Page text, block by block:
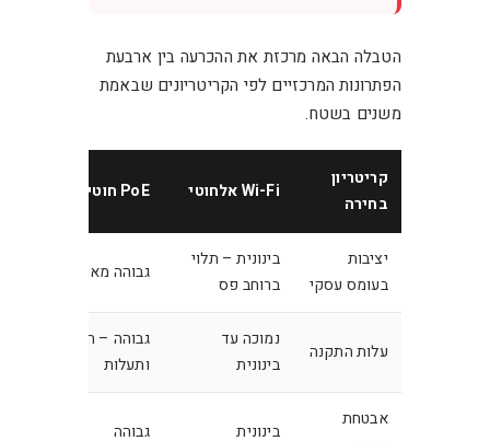
הטבלה הבאה מרכזת את ההכרעה בין ארבעת
הפתרונות המרכזיים לפי הקריטריונים שבאמת
משנים בשטח.
קריטריון
בחירה
Wi-Fi אלחוטי PoE חוטי
יציבות
בעומס עסקי
בינונית – תלוי
ברוחב פס
גבוהה מאוד
עלות התקנה
נמוכה עד
בינונית
גבוהה – חיווט
ותעלות
אבטחת
בינונית גבוהה